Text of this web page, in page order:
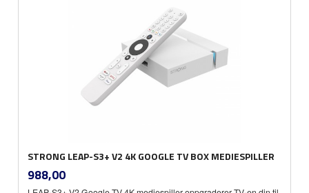
STRONG LEAP-S3+ V2 4K GOOGLE TV BOX MEDIESPILLER
Pris
988,00mva.